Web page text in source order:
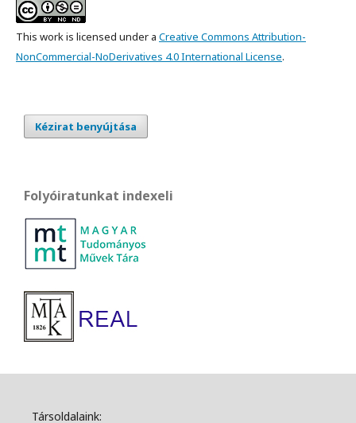
This work is licensed under a Creative Commons Attribution-
NonCommercial-NoDerivatives 4.0 International License.
Kézirat benyújtása
Folyóiratunkat indexeli
Társoldalaink: